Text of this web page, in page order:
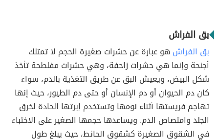
بق الفراش
بق الفراش هو عبارة عن حشرات صغيرة الحجم لا تمتلك
أجنحة وإنما هي حشرات زاحفة، وهي حشرات مفلطحة تأخذ
شكل البيض، ويعيش البق عن طريق التغذية بالدم، سواء
كان دم الحيوان أو دم الإنسان أو حتى دم الطيور، حيث إنها
تهاجم فريستها أثناء نومها وتستخدم إبرتها الحادة لخرق
الجلد وامتصاص الدم. ويساعدها حجمها الصغير على الاختباء
في الشقوق الصغيرة كشقوق الحائط، حيث يبلغ طول